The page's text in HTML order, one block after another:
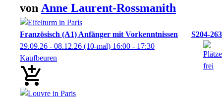
von Anne Laurent-Rossmanith
Französisch (A1) Anfänger mit Vorkenntnissen
S204-263
29.09.26 - 08.12.26 (10-mal) 16:00 - 17:30
Kaufbeuren